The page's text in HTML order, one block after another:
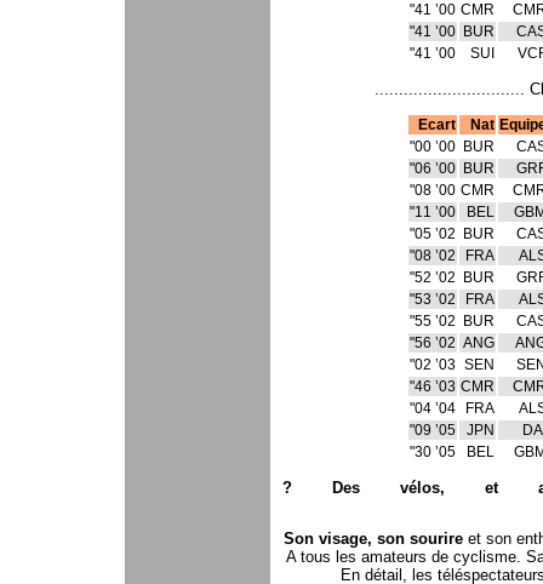
CMR
00’ 41"
BUR
00’ 41"
SUI
00’ 41"
Nat
Ecart
BUR
00’ 00"
BUR
00’ 06"
CMR
00’ 08"
BEL
00’ 11"
BUR
02’ 05"
FRA
02’ 08"
BUR
02’ 52"
FRA
02’ 53"
BUR
02’ 55"
ANG
02’ 56"
SEN
03’ 02"
CMR
03’ 46"
FRA
04’ 04"
JPN
05’ 09"
BEL
05’ 30"
Son visage, son sourire et son
A tous les amateurs de cyclisme.
En détail, les